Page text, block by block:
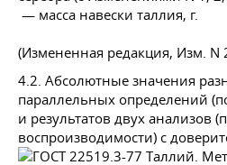
— масса навески таллия, г.
(Измененная редакция, Изм. N
4.2. Абсолютные значения
параллельных определений
и результатов двух анализов
воспроизводимости) с